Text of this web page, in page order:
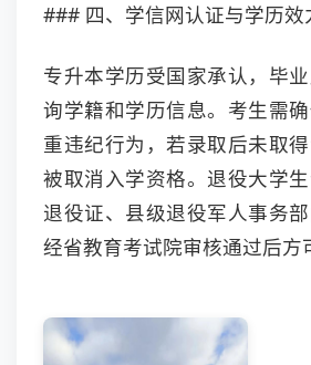
### 四、学信网认证与学历效
专升本学历受国家承认，毕
询学籍和学历信息。考生需
重违纪行为，若录取后未取
被取消入学资格。退役大学
退役证、县级退役军人事务部
经省教育考试院审核通过后方